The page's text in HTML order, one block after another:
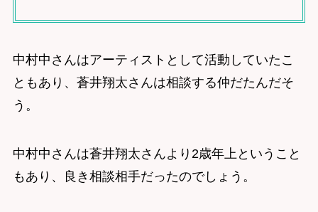
中村中さんはアーティストとして活動していたこ
ともあり、蒼井翔太さんは相談する仲だたんだそ
う。
中村中さんは蒼井翔太さんより2歳年上ということ
もあり、良き相談相手だったのでしょう。